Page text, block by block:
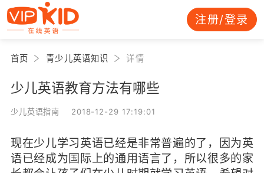
注册/登录
首页 青少儿英语知识 详情
少儿英语教育方法有哪些
少儿英语指南 2018-12-29 17:19:01
现在少儿学习英语已经是非常普遍的了，因为英
语已经成为国际上的通用语言了，所以很多的家